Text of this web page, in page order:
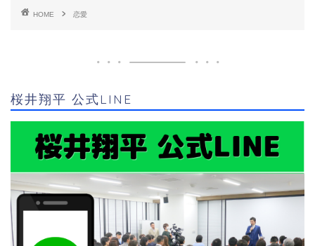
HOME 恋愛
桜井翔平 公式LINE